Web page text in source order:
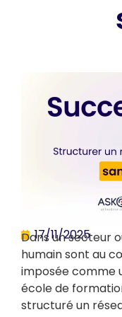
17/11/2025
Dans un secteur
humain sont au
imposée comme
école de
structuré un